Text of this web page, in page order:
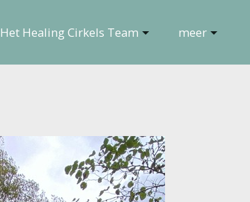
Het Healing Cirkels Team meer